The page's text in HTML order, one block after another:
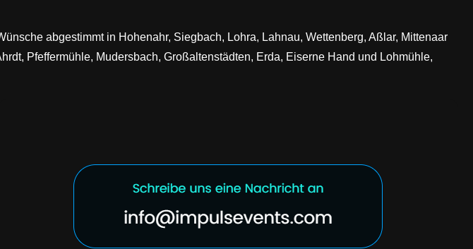
abgestimmt in Hohenahr, Siegbach, Lohra, Lahnau, Wettenberg, Aßlar, Mittenaar
Pfeffermühle, Mudersbach, Großaltenstädten, Erda, Eiserne Hand und Lohmühle,